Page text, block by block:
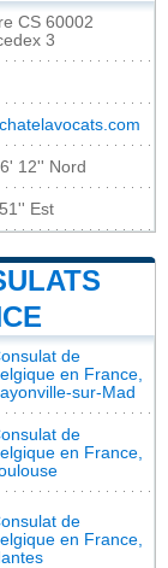
CS 60002
3
12'' Nord
Est
de
en France,
sur-Mad
de
en France,
de
en France,